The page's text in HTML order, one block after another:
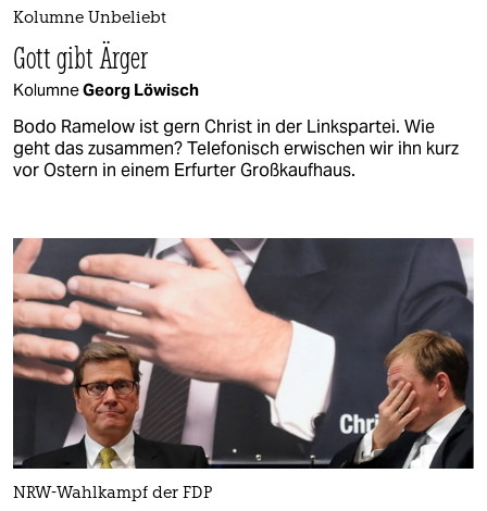
Kolumne Unbeliebt
Gott gibt Ärger
KolumneGeorg Löwisch
Bodo Ramelow ist gern Christ in der Linkspartei. Wie
geht das zusammen? Telefonisch erwischen wir ihn kurz
vor Ostern in einem Erfurter Großkaufhaus.
NRW-Wahlkampf der FDP